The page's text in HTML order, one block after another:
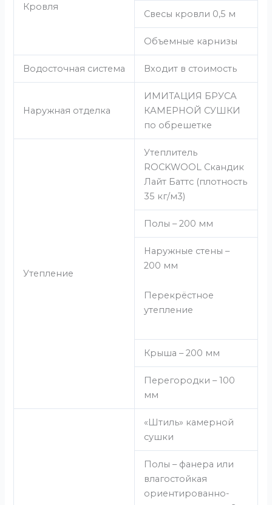
Кровля
Свесы кровли 0,5 м
Объемные карнизы
Водосточная система Входит в стоимость
Наружная отделка
ИМИТАЦИЯ БРУСА
КАМЕРНОЙ СУШКИ
по обрешетке
Утепление
Утеплитель
ROCKWOOL Скандик
Лайт Баттс (плотность
35 кг/м3)
Полы – 200 мм
Наружные стены –
200 мм
Перекрёстное
утепление
Крыша – 200 мм
Перегородки – 100
мм
«Штиль» камерной
сушки
Полы – фанера или
влагостойкая
ориентированно-